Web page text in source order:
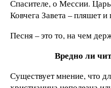
Спасителе, о Мессии.
Ковчега Завета – пляшет и
Песня – это то, на чем
Вредно ли
Существует мнение, что